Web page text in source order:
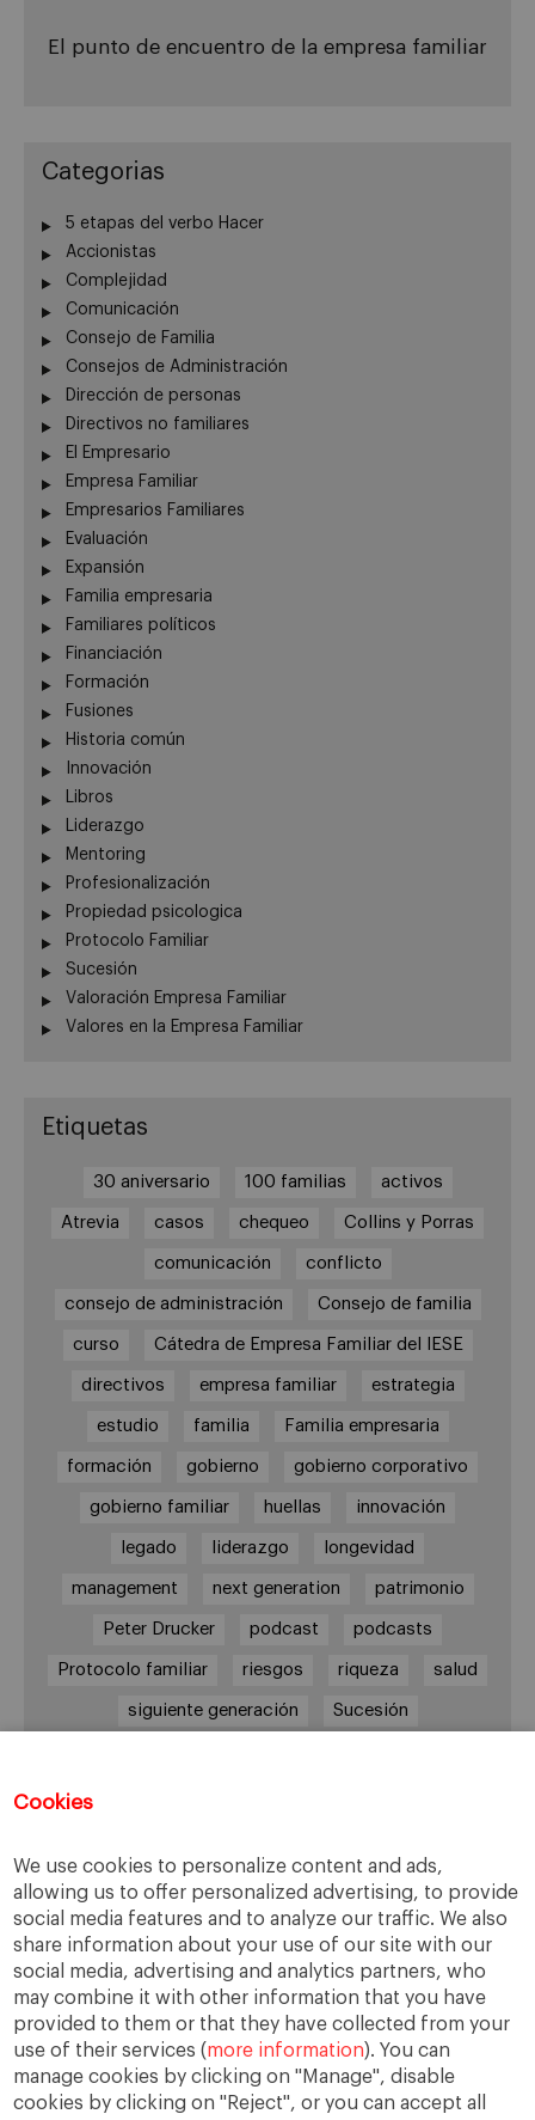
Cookies
We use cookies to personalize content and ads,
allowing us to offer personalized advertising, to provide
social media features and to analyze our traffic. We also
share information about your use of our site with our
social media, advertising and analytics partners, who
may combine it with other information that you have
provided to them or that they have collected from your
use of their services (more information). You can
manage cookies by clicking on "Manage", disable
cookies by clicking on "Reject", or you can accept all
El punto de encuentro de la empresa familiar
Categorias
5 etapas del verbo Hacer
Accionistas
Complejidad
Comunicación
Consejo de Familia
Consejos de Administración
Dirección de personas
Directivos no familiares
El Empresario
Empresa Familiar
Empresarios Familiares
Evaluación
Expansión
Familia empresaria
Familiares políticos
Financiación
Formación
Fusiones
Historia común
Innovación
Libros
Liderazgo
Mentoring
Profesionalización
Propiedad psicologica
Protocolo Familiar
Sucesión
Valoración Empresa Familiar
Valores en la Empresa Familiar
Etiquetas
30 aniversario 100 familias activos
Atrevia casos chequeo Collins y Porras
comunicación conflicto
consejo de administración Consejo de familia
curso Cátedra de Empresa Familiar del IESE
directivos empresa familiar estrategia
estudio familia Familia empresaria
formación gobierno gobierno corporativo
gobierno familiar huellas innovación
legado liderazgo longevidad
management next generation patrimonio
Peter Drucker podcast podcasts
Protocolo familiar riesgos riqueza salud
siguiente generación Sucesión
Enlaces
Cátedra de Empresa Familiar
IESE Insight